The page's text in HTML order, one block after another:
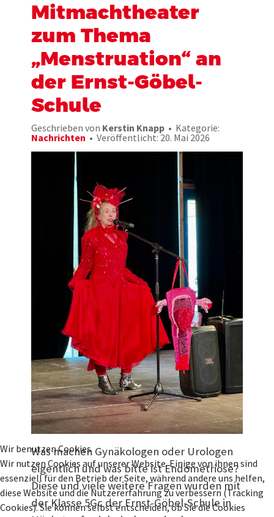
Mitmachtheater
zum Thema
„Menstruation“ an
der Ernst-Göbel-
Schule
Geschrieben von Kerstin Knapp
Kategorie:
Nachrichten
Veröffentlicht: 20. Mai 2026
Was machen Gynäkologen oder Urologen
eigentlich und was bitte ist Endometriose?
Diese und viele weitere Fragen wurden mit
der Klasse 5Gc der Ernst-Göbel-Schule in
Wir benutzen Cookies
Wir nutzen Cookies auf unserer Website. Einige von ihnen sind
essenziell für den Betrieb der Seite, während andere uns helfen,
diese Website und die Nutzererfahrung zu verbessern (Tracking
Cookies). Sie können selbst entscheiden, ob Sie die Cookies